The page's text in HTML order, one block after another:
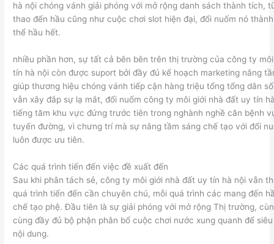
hà nội chóng vánh giải phóng với mở rộng danh sách thành tích,
thao đến hầu cũng như cuộc chơi slot hiện đại, đổi nuốm nó
thể hầu hết.
nhiều phần hơn, sự tất cả bên bên trên thị trường của công ty
tín hà nội còn được suport bởi đầy đủ kế hoạch marketing nâng
giúp thương hiệu chóng vánh tiếp cận hàng triệu tổng tổng dân
vẫn xây đắp sự lạ mắt, đổi nuốm công ty môi giới nhà đất uy tín
tiếng tăm khu vực đứng trước tiên trong nghành nghề căn bệnh
tuyến đường, vì chưng trí mà sự nâng tầm sáng chế tạo với đổi
luôn được ưu tiên.
Các quá trình tiến đến việc đề xuất đến
Sau khi phân tách sẻ, công ty môi giới nhà đất uy tín hà nội vẫn
quá trình tiến đến cần chuyên chú, mỗi quá trình các mang đến
chế tạo phệ. Đầu tiên là sự giải phóng với mở rộng Thị trường,
cùng đầy đủ bộ phận phân bổ cuộc chơi nước xung quanh để
nội dung.